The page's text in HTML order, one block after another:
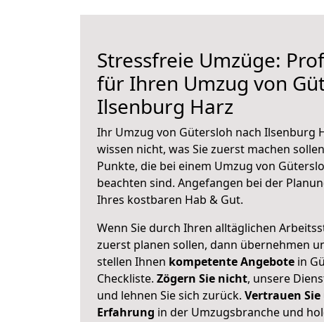
Stressfreie Umzüge:
für Ihren Umzug von
Ilsenburg Harz
Ihr Umzug von Gütersloh nach Ilsenburg
wissen nicht, was Sie zuerst machen
Punkte, die bei einem Umzug von
beachten sind. Angefangen bei der
Ihres kostbaren Hab & Gut.
Wenn Sie durch Ihren alltäglichen
zuerst planen sollen, dann übernehmen
stellen Ihnen kompetente Angebote in
Checkliste. Zögern Sie nicht, unsere
und lehnen Sie sich zurück. Vertrauen Sie
Erfahrung in der Umzugsbranche und